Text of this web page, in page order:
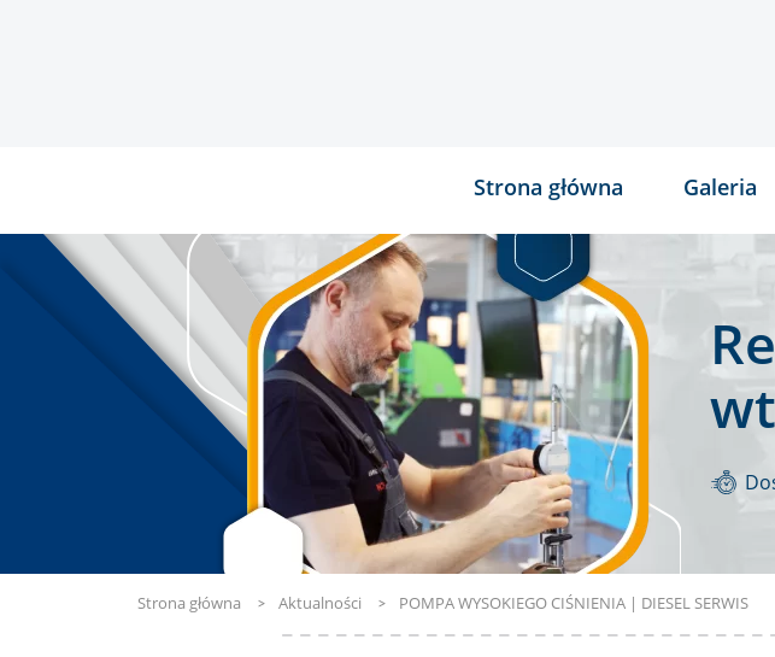
Strona główna Galeria
Strona główna Aktualności POMPA WYSOKIEGO CIŚNIENIA | DIESEL SERWIS